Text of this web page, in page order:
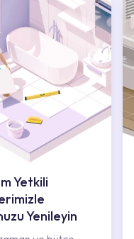
Yetkili
Yenileyin